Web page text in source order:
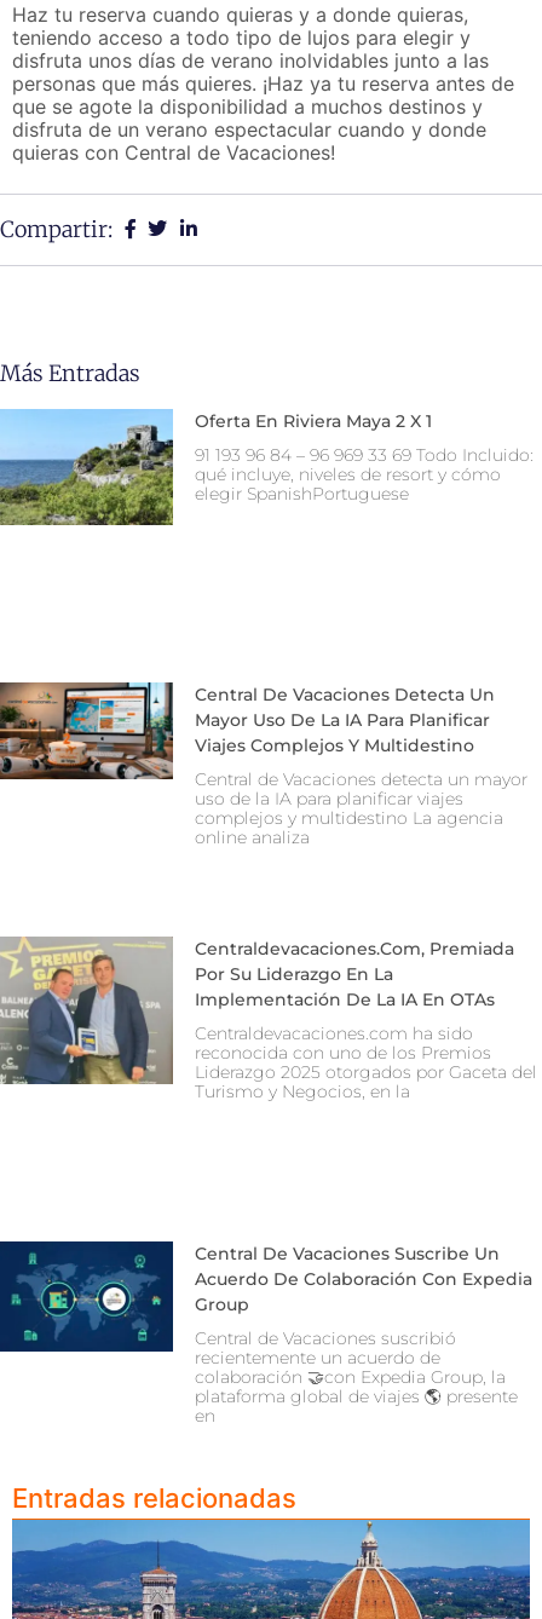
Haz tu reserva cuando quieras y a donde quieras,
teniendo acceso a todo tipo de lujos para elegir y
disfruta unos días de verano inolvidables junto a las
personas que más quieres. ¡Haz ya tu reserva antes de
que se agote la disponibilidad a muchos destinos y
disfruta de un verano espectacular cuando y donde
quieras con Central de Vacaciones!
Compartir:
Más Entradas
Oferta En Riviera Maya 2 X 1
91 193 96 84 – 96 969 33 69 Todo Incluido:
qué incluye, niveles de resort y cómo
elegir SpanishPortuguese
Central De Vacaciones Detecta Un
Mayor Uso De La IA Para Planificar
Viajes Complejos Y Multidestino
Central de Vacaciones detecta un mayor
uso de la IA para planificar viajes
complejos y multidestino La agencia
online analiza
Centraldevacaciones.com, Premiada
Por Su Liderazgo En La
Implementación De La IA En OTAs
Centraldevacaciones.com ha sido
reconocida con uno de los Premios
Liderazgo 2025 otorgados por Gaceta del
Turismo y Negocios, en la
Central De Vacaciones Suscribe Un
Acuerdo De Colaboración Con Expedia
Group
Central de Vacaciones suscribió
recientemente un acuerdo de
colaboración 🤝con Expedia Group, la
plataforma global de viajes 🌎 presente
en
Entradas relacionadas